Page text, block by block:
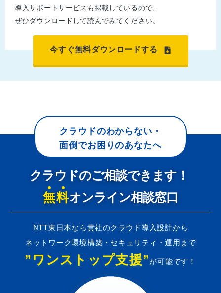
導入サポートサービスも掲載しているので、
ぜひダウンロードして読んでみてください。
今すぐ無料ダウンロードする
クラウドのわからない・
面倒でお困りのあなたへ
クラウドのご相談できます！
無料オンライン相談窓口
NTT東日本なら貴社のクラウド導入設計から
ネットワーク環境構築・セキュリティ・運用まで
”ワンストップ支援” が可能です！